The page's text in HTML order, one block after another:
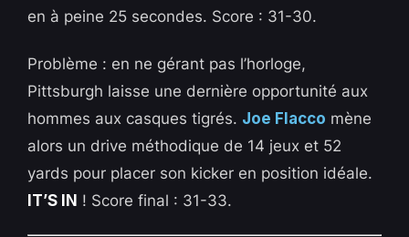
en à peine 25 secondes. Score : 31-30.
Problème : en ne gérant pas l’horloge,
Pittsburgh laisse une dernière opportunité aux
hommes aux casques tigrés. Joe Flacco mène
alors un drive méthodique de 14 jeux et 52
yards pour placer son kicker en position idéale.
IT’S IN ! Score final : 31-33.